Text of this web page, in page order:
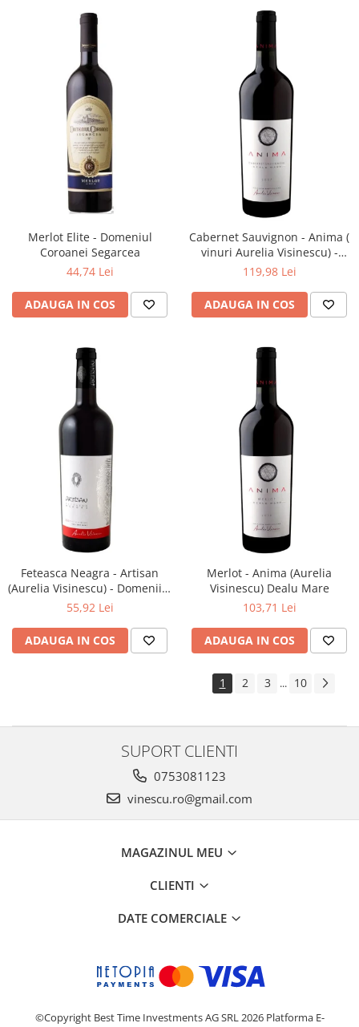
Merlot Elite - Domeniul
Coroanei Segarcea
44,74 Lei
ADAUGA IN COS
Cabernet Sauvignon - Anima (
vinuri Aurelia Visinescu) -
Domeniile Sahateni
119,98 Lei
ADAUGA IN COS
Feteasca Neagra - Artisan
(Aurelia Visinescu) - Domeniile
Sahateni
55,92 Lei
ADAUGA IN COS
Merlot - Anima (Aurelia
Visinescu) Dealu Mare
103,71 Lei
ADAUGA IN COS
1 2 3 ... 10
SUPORT CLIENTI
0753081123
vinescu.ro@gmail.com
MAGAZINUL MEU
CLIENTI
DATE COMERCIALE
©Copyright Best Time Investments AG SRL 2026 Platforma E-